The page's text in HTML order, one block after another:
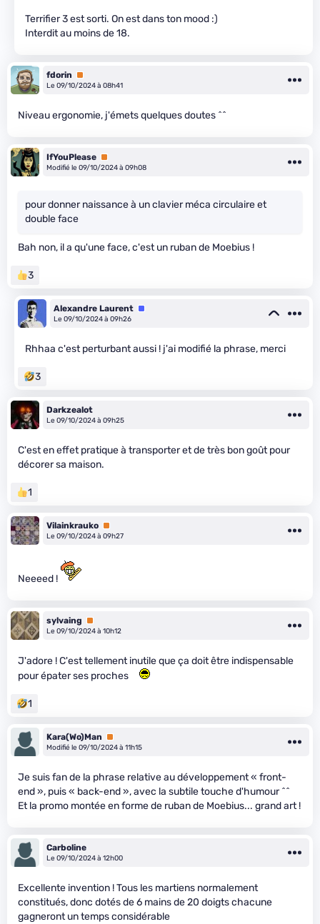
Terrifier 3 est sorti. On est dans ton mood :)
Interdit au moins de 18.
fdorin
Premium
Le 09/10/2024 à 08h41
Niveau ergonomie, j'émets quelques doutes ^^
IfYouPlease Premium
Modifié le 09/10/2024 à 09h08
pour donner naissance à un clavier méca circulaire et
double face
Bah non, il a qu'une face, c'est un ruban de Moebius !
3
Alexandre Laurent Équipe
Le 09/10/2024 à 09h26
Rhhaa c'est perturbant aussi ! j'ai modifié la phrase, merci
3
Darkzealot
Le 09/10/2024 à 09h25
C'est en effet pratique à transporter et de très bon goût pour
décorer sa maison.
1
Vilainkrauko Premium
Le 09/10/2024 à 09h27
Neeeed !
sylvaing
Premium
Le 09/10/2024 à 10h12
J'adore ! C'est tellement inutile que ça doit être indispensable
pour épater ses proches
1
Kara(Wo)Man
Premium
Modifié le 09/10/2024 à 11h15
Je suis fan de la phrase relative au développement « front-
end », puis « back-end », avec la subtile touche d'humour ^^
Et la promo montée en forme de ruban de Moebius... grand art !
Carboline
Le 09/10/2024 à 12h00
Excellente invention ! Tous les martiens normalement
constitués, donc dotés de 6 mains de 20 doigts chacune
gagneront un temps considérable